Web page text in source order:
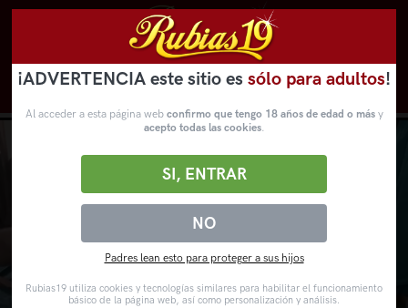
¡ADVERTENCIA este sitio es sólo para adultos!
Al acceder a esta página web confirmo que tengo 18 años de edad o másy
acepto todas las cookies.
NO
SI, ENTRAR
Padres lean esto para proteger a sus hijos
Rubias19 utiliza cookies y tecnologías similares para habilitar el funcionamiento
básico de la página web, así como personalización y análisis.